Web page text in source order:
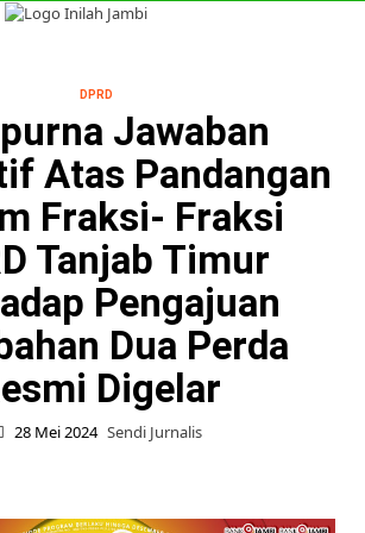
DPRD
Jawaban
Atas Pandangan
Fraksi- Fraksi
Tanjab Timur
Pengajuan
Dua Perda
Digelar
28 Mei 2024 Sendi Jurnalis